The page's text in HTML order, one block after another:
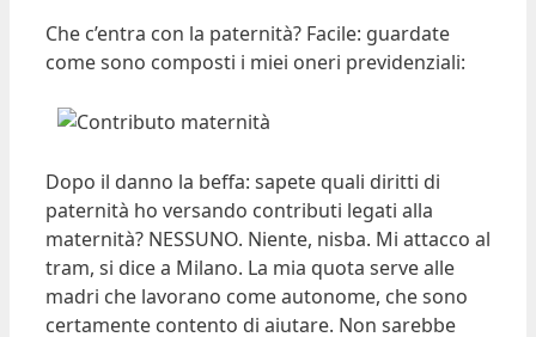
Che c’entra con la paternità? Facile: guardate
come sono composti i miei oneri previdenziali:
Dopo il danno la beffa: sapete quali diritti di
paternità ho versando contributi legati alla
maternità? NESSUNO. Niente, nisba. Mi attacco al
tram, si dice a Milano. La mia quota serve alle
madri che lavorano come autonome, che sono
certamente contento di aiutare. Non sarebbe